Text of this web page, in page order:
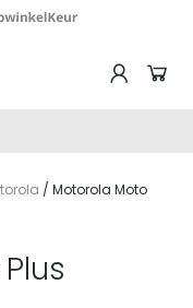
/ Motorola Moto